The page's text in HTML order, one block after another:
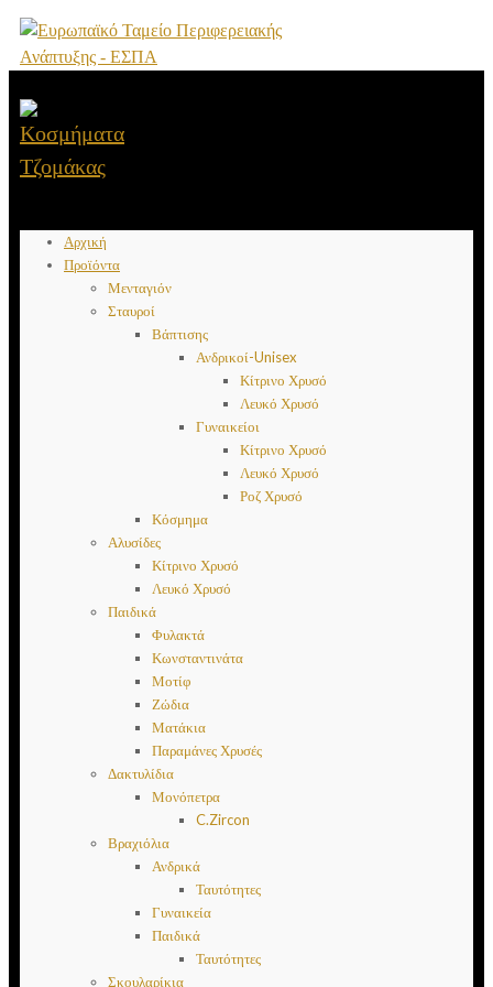
Αρχική
Προϊόντα
Μενταγιόν
Σταυροί
Βάπτισης
Ανδρικοί-Unisex
Κίτρινο Χρυσό
Λευκό Χρυσό
Γυναικείοι
Κίτρινο Χρυσό
Λευκό Χρυσό
Ροζ Χρυσό
Κόσμημα
Αλυσίδες
Κίτρινο Χρυσό
Λευκό Χρυσό
Παιδικά
Φυλακτά
Κωνσταντινάτα
Μοτίφ
Ζώδια
Ματάκια
Παραμάνες Χρυσές
Δακτυλίδια
Μονόπετρα
C.Zircon
Βραχιόλια
Ανδρικά
Ταυτότητες
Γυναικεία
Παιδικά
Ταυτότητες
Σκουλαρίκια